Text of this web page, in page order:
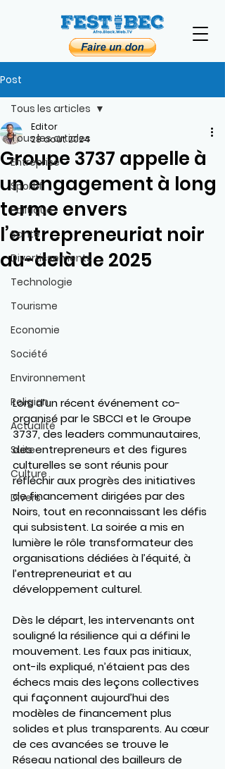
Post
Tous les articles
Entreprise
Sportif
Politique
Santé
Divertissements
Technologie
Tourisme
Economie
Société
Environnement
Religion
Actualité
Suite
Culture
Divers
Tous les articles
Groupe 3737 appelle à
un engagement à long
terme envers
l’entrepreneuriat noir
au-delà de 2025
Editor
28 août 2024
Lors d’un récent événement co-
organisé par le SBCCI et le Groupe
3737, des leaders communautaires,
des entrepreneurs et des figures
culturelles se sont réunis pour
réfléchir aux progrès des initiatives
de financement dirigées par des
Noirs, tout en reconnaissant les défis
qui subsistent. La soirée a mis en
lumière le rôle transformateur des
organisations dédiées à l’équité, à
l’entrepreneuriat et au
développement culturel.
Dès le départ, les intervenants ont
souligné la résilience qui a défini le
mouvement. Les faux pas initiaux,
ont-ils expliqué, n’étaient pas des
échecs mais des leçons collectives
qui façonnent aujourd’hui des
modèles de financement plus
solides et plus transparents. Au cœur
de ces avancées se trouve le
Réseau national des bailleurs de